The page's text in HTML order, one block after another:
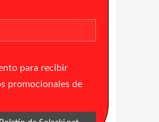
para recibir
promocionales de